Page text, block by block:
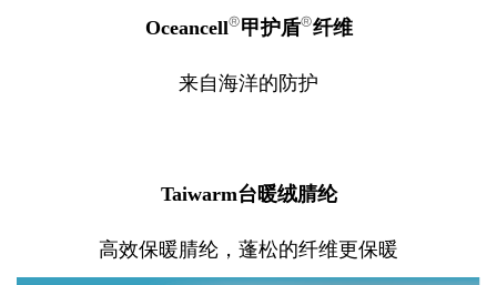
Oceancell®甲护盾®纤维
来自海洋的防护
Taiwarm台暖绒腈纶
高效保暖腈纶，蓬松的纤维更保暖